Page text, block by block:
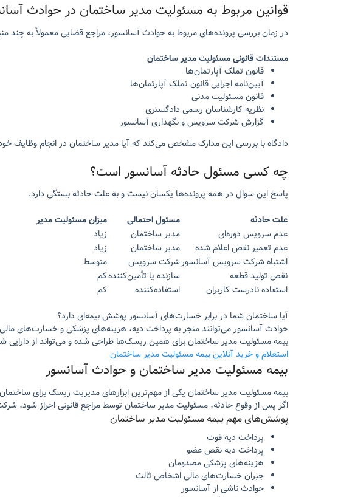
قوانین مربوط به مسئولیت مدیر ساختمان در حوادث
در زمان بررسی پرونده‌های مربوط به حوادث آسانسور، مراجع قضایی معمولاً به چند
مستندات قانونی مسئولیت مدیر ساختمان
قانون تملک آپارتمان‌ها
آیین‌نامه اجرایی قانون تملک آپارتمان‌ها
قانون مسئولیت مدنی
نظریه کارشناسان رسمی دادگستری
گزارش شرکت سرویس و نگهداری آسانسور
دادگاه با بررسی این مدارک مشخص می‌کند که آیا مدیر ساختمان در انجام وظایف
چه کسی مسئول حادثه آسانسور است؟
پاسخ این سوال در همه پرونده‌ها یکسان نیست و به علت حادثه بستگی دارد.
علت حادثه
مسئول احتمالی
میزان مسئولیت مدیر
عدم سرویس دوره‌ای
مدیر ساختمان
زیاد
عدم تعمیر نقص اعلام شده
مدیر ساختمان
زیاد
اشتباه شرکت سرویس آسانسورشرکت سرویس
متوسط
نقص تولید قطعه
سازنده یا تأمین‌کنندهکم
استفاده نادرست کاربران
استفاده‌کننده
کم
آیا ساختمان شما در برابر خسارت‌های آسانسور پوشش بیمه‌ای دارد؟
حوادث آسانسور می‌توانند منجر به پرداخت دیه، هزینه‌های پزشکی و خسارت‌های
بیمه مسئولیت مدیر ساختمان برای همین ریسک‌ها طراحی شده و می‌تواند از
استعلام و خرید آنلاین بیمه مسئولیت مدیر ساختمان
بیمه مسئولیت مدیر ساختمان و حوادث آسانسور
بیمه مسئولیت مدیر ساختمان یکی از مهم‌ترین ابزارهای مدیریت ریسک برای
اگر پس از وقوع حادثه، مسئولیت مدیر ساختمان توسط مراجع قانونی احراز شود،
پوشش‌های مهم بیمه مسئولیت مدیر ساختمان
پرداخت دیه فوت
پرداخت دیه نقص عضو
هزینه‌های پزشکی مصدومان
جبران خسارت‌های مالی اشخاص ثالث
حوادث ناشی از آسانسور